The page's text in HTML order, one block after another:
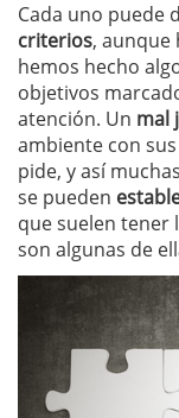
Cada uno puede
criterios, aunque
hemos hecho
objetivos
atención. Un mal
ambiente con
pide, y así
se pueden
que suelen tener
son algunas de